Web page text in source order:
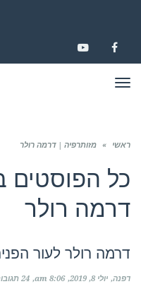
FACEBOOK
YOUTUBE
תפריט
ראשי » מזותרפיה | דרמה רולר
כל הפוסטים
דרמה רולר
דרמה רולר לעור
דפנה יולי 8, 2019 8:06 am 24 תגובות